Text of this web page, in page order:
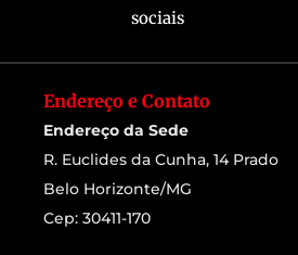
sociais
Endereço e Contato
Endereço da Sede
R. Euclides da Cunha, 14 Prado
Belo Horizonte/MG
Cep: 30411-170